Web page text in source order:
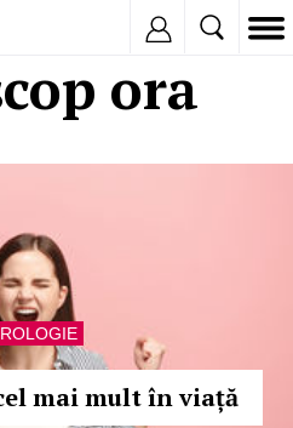
ora
mai mult în viață